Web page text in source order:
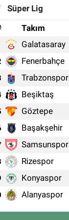
Süper Lig
Takım
Galatasaray
Fenerbahçe
Trabzonspor
Beşiktaş
Göztepe
Başakşehir
Samsunspor
Rizespor
Konyaspor
Alanyaspor